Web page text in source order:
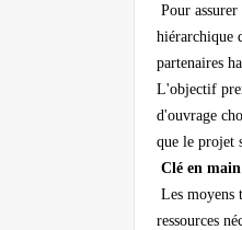
Pour
hiérarchique
partenaires
L'objectif
d'ouvrage
que le projet
Clé en
Les moyens
ressources